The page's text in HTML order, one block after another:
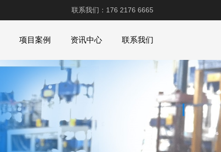
联系我们：176 2176 6665
项目案例 资讯中心 联系我们